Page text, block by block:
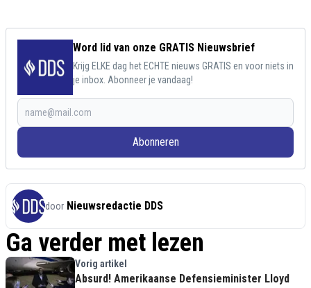
Word lid van onze GRATIS Nieuwsbrief
Krijg ELKE dag het ECHTE nieuws GRATIS en voor niets in
je inbox. Abonneer je vandaag!
Abonneren
door Nieuwsredactie DDS
Ga verder met lezen
Vorig artikel
Absurd! Amerikaanse Defensieminister Lloyd